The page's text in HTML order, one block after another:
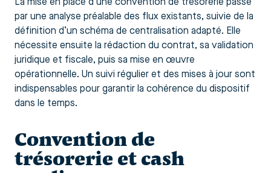
La mise en place d’une convention de trésorerie passe
par une analyse préalable des flux existants, suivie de la
définition d’un schéma de centralisation adapté. Elle
nécessite ensuite la rédaction du contrat, sa validation
juridique et fiscale, puis sa mise en œuvre
opérationnelle. Un suivi régulier et des mises à jour sont
indispensables pour garantir la cohérence du dispositif
dans le temps.
Convention de
trésorerie et cash